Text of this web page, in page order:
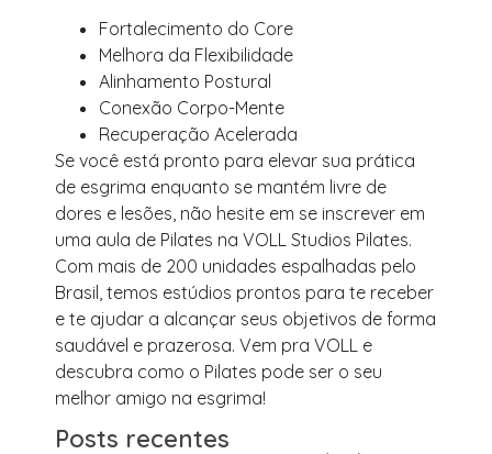
Fortalecimento do Core
Melhora da Flexibilidade
Alinhamento Postural
Conexão Corpo-Mente
Recuperação Acelerada
Se você está pronto para elevar sua prática
de esgrima enquanto se mantém livre de
dores e lesões, não hesite em se inscrever em
uma aula de Pilates na VOLL Studios Pilates.
Com mais de 200 unidades espalhadas pelo
Brasil, temos estúdios prontos para te receber
e te ajudar a alcançar seus objetivos de forma
saudável e prazerosa. Vem pra VOLL e
descubra como o Pilates pode ser o seu
melhor amigo na esgrima!
Posts recentes